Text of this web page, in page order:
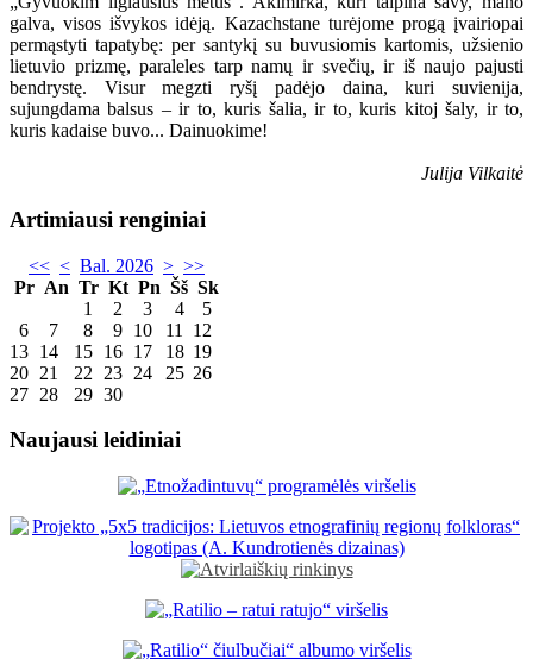
galva, visos išvykos idėją. Kazachstane turėjome progą įvairiopai
permąstyti tapatybę: per santykį su buvusiomis kartomis, užsienio
lietuvio prizmę, paraleles tarp namų ir svečių, ir iš naujo pajusti
bendrystę. Visur megzti ryšį padėjo daina, kuri suvienija,
sujungdama balsus – ir to, kuris šalia, ir to, kuris kitoj šaly, ir to,
kuris kadaise buvo... Dainuokime!
Julija Vilkaitė
Artimiausi renginiai
<< < Bal. 2026 > >>
Pr An Tr Kt Pn Šš Sk
1
2 3 4
5
6
7 8 9 10 11
12
13 14 15 16 17 18 19
20 21 22 23 24 25 26
27 28 29 30
Naujausi leidiniai